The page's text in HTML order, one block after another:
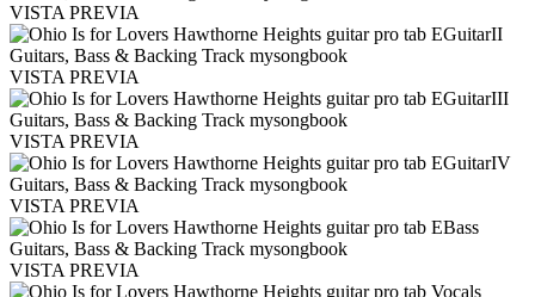
VISTA PREVIA
VISTA PREVIA
VISTA PREVIA
VISTA PREVIA
VISTA PREVIA